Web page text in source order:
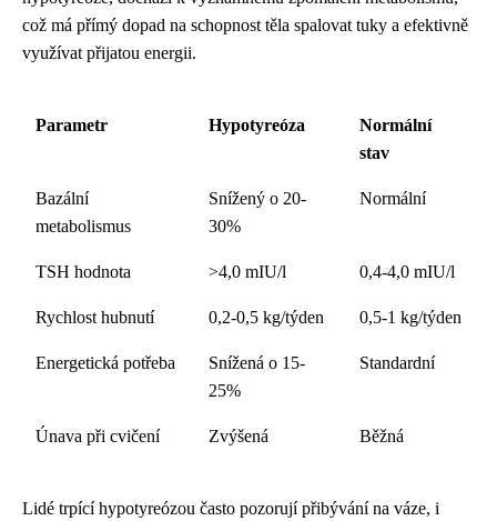
což má přímý dopad na schopnost těla spalovat tuky a efektivně
využívat přijatou energii.
Parametr Hypotyreóza
Normální
stav
Bazální
metabolismus
Snížený o 20-
30%
Normální
TSH hodnota >4,0 mIU/l 0,4-4,0 mIU/l
Rychlost hubnutí 0,2-0,5 kg/týden 0,5-1 kg/týden
Energetická potřeba
Snížená o 15-
25%
Standardní
Únava při cvičení Zvýšená Běžná
Lidé trpící hypotyreózou často pozorují přibývání na váze, i